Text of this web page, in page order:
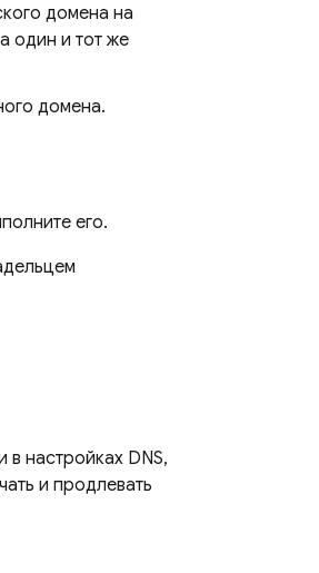
домена на
один и тот же
домена.
его.
настройках DNS,
и продлевать